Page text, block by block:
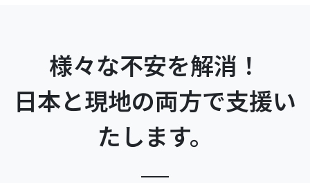
様々な不安を解消！
日本と現地の両方で支援い
たします。